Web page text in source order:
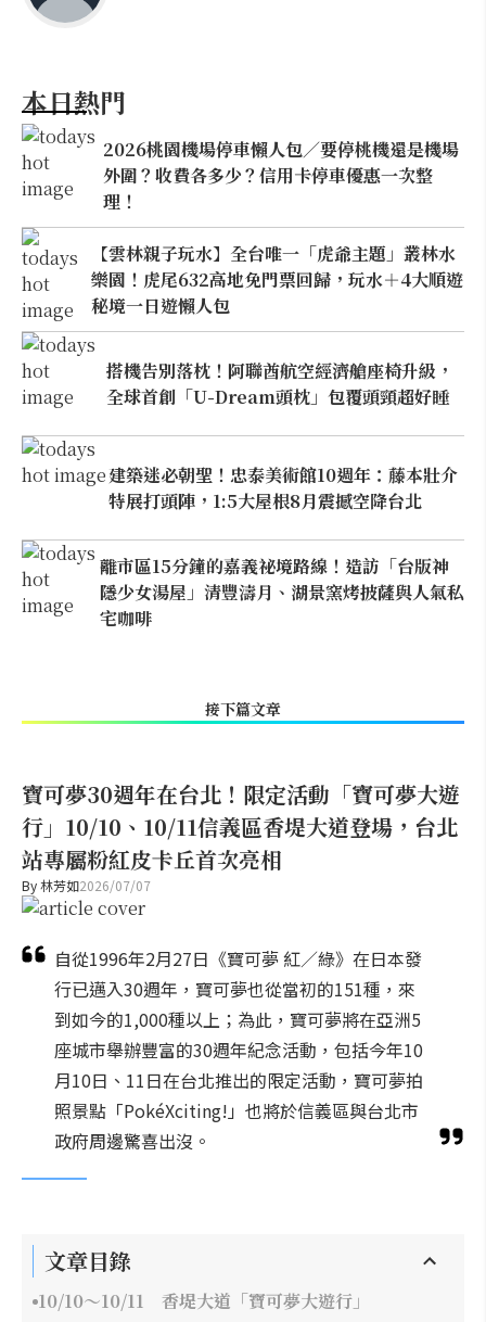
本日熱門
2026桃園機場停車懶人包／要停桃機還是機場
外圍？收費各多少？信用卡停車優惠一次整
理！
【雲林親子玩水】全台唯一「虎爺主題」叢林水
樂園！虎尾632高地免門票回歸，玩水＋4大順遊
秘境一日遊懶人包
搭機告別落枕！阿聯酋航空經濟艙座椅升級，
全球首創「U-Dream頭枕」包覆頭頸超好睡
建築迷必朝聖！忠泰美術館10週年：藤本壯介
特展打頭陣，1:5大屋根8月震撼空降台北
離市區15分鐘的嘉義祕境路線！造訪「台版神
隱少女湯屋」清豐濤月、湖景窯烤披薩與人氣私
宅咖啡
接下篇文章
寶可夢30週年在台北！限定活動「寶可夢大遊
行」10/10、10/11信義區香堤大道登場，台北
站專屬粉紅皮卡丘首次亮相
By林芳如2026/07/07
自從1996年2月27日《寶可夢 紅／綠》在日本發
行已邁入30週年，寶可夢也從當初的151種，來
到如今的1,000種以上；為此，寶可夢將在亞洲5
座城市舉辦豐富的30週年紀念活動，包括今年10
月10日、11日在台北推出的限定活動，寶可夢拍
照景點「PokéXciting!」也將於信義區與台北市
政府周邊驚喜出沒。
文章目錄
10/10～10/11 香堤大道「寶可夢大遊行」